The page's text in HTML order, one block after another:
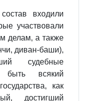
входили
участвовали
делам, а также
диван‑баши),
судебные
быть всякий
как
достигший